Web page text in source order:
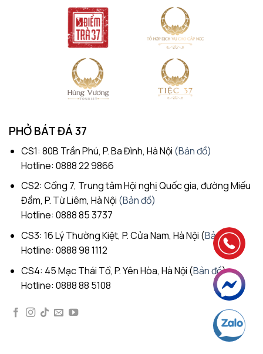
PHỞ BÁT ĐÁ 37
CS1: 80B Trần Phú, P. Ba Đình, Hà Nội (Bản đồ)
Hotline: 0888 22 9866
CS2: Cổng 7, Trung tâm Hội nghị Quốc gia, đường Miếu
Đầm, P. Từ Liêm, Hà Nội (Bản đồ)
Hotline: 0888 85 3737
CS3: 16 Lý Thường Kiệt, P. Cửa Nam, Hà Nội (Bản đồ)
Hotline: 0888 98 1112
CS4: 45 Mạc Thái Tổ, P. Yên Hòa, Hà Nội (Bản đồ)
Hotline: 0888 88 5108